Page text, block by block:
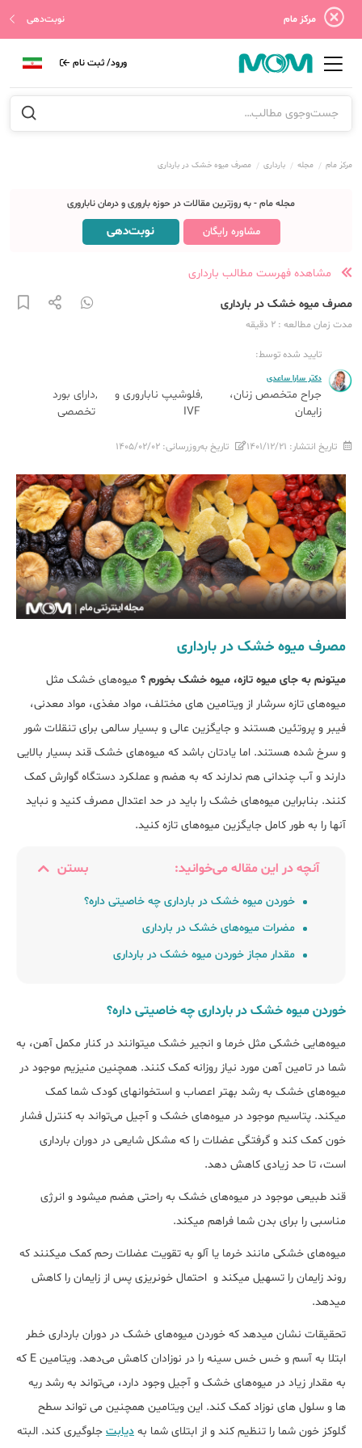
مرکز مام نوبت‌دهی
ورود/ ثبت نام
مرکز مام مجله بارداری مصرف میوه خشک در بارداری
مجله مام - به روزترین مقالات در حوزه باروری و درمان ناباروری
مشاوره رایگان نوبت‌دهی
مشاهده فهرست مطالب بارداری
مصرف میوه خشک در بارداری
مدت زمان مطالعه : 2 دقیقه
تایید شده توسط:
دکتر سارا ساعدی
جراح متخصص زنان،
زایمان
فلوشیپ ناباروری و
IVF
دارای بورد
تخصصی
تاریخ انتشار: ۱۴۰۱/۱۲/۲۱ تاریخ به‌روزرسانی: ۱۴۰۵/۰۲/۰۲
مصرف میوه خشک در بارداری
میتونم به جای میوه تازه، میوه خشک بخورم ؟ میوه‏‌های خشک مثل
میوه‌های تازه سرشار از ویتامین‏ های مختلف‌، مواد مغذی، مواد معدنی،
فیبر و پروتئین هستند و جایگزین عالی و بسیار سالمی برای تنقلات شور
و سرخ شده هستند. اما یادتان باشد که میوه‎‌های خشک قند بسیار بالایی
دارند و آب چندانی هم ندارند که به هضم و عملکرد دستگاه گوارش کمک
کنند. بنابراین میوه‎‌های خشک را باید در حد اعتدال مصرف کنید و نباید
آن‎ها را به طور کامل جایگزین میوه‎‌های تازه کنید.
آنچه در این مقاله می‌خوانید: بستن
خوردن میوه خشک در بارداری چه خاصیتی داره؟
مضرات میوه‌های خشک در بارداری
مقدار مجاز خوردن میوه خشک در بارداری
خوردن میوه خشک در بارداری چه خاصیتی داره؟
میوه‌هایی خشکی مثل خرما و انجیر خشک می‎توانند در کنار مکمل آهن، به
شما در تامین آهن مورد نیاز روزانه کمک کنند. همچنین منیزیم موجود در
میوه‌های خشک به رشد بهتر اعصاب و استخوان‎های کودک شما کمک
می‏‏کند. پتاسیم موجود در میوه‌های خشک و آجیل می‌تواند به کنترل فشار
خون کمک کند و گرفتگی عضلات را که مشکل شایعی در دوران بارداری
است، تا حد زیادی کاهش دهد.
قند طبیعی موجود در میوه‌های خشک به راحتی هضم می‎شود و انرژی
مناسبی را برای بدن شما فراهم می‎کند.
میوه‌های خشکی مانند خرما یا آلو به تقویت عضلات رحم کمک می‎کنند که
روند زایمان را تسهیل می‎کند و احتمال خونریزی پس از زایمان را کاهش
می‎دهد.
تحقیقات نشان می‎دهد که خوردن میوه‌های خشک در دوران بارداری خطر
ابتلا به آسم و خس خس سینه را در نوزادان کاهش می‌دهد. ویتامین E که
به مقدار زیاد در میوه‌های خشک و آجیل وجود دارد، می‌تواند به رشد ریه
ها و سلول های نوزاد کمک کند. این ویتامین همچنین می تواند سطح
گلوکز خون شما را تنظیم کند و از ابتلای شما به دیابت جلوگیری کند. البته